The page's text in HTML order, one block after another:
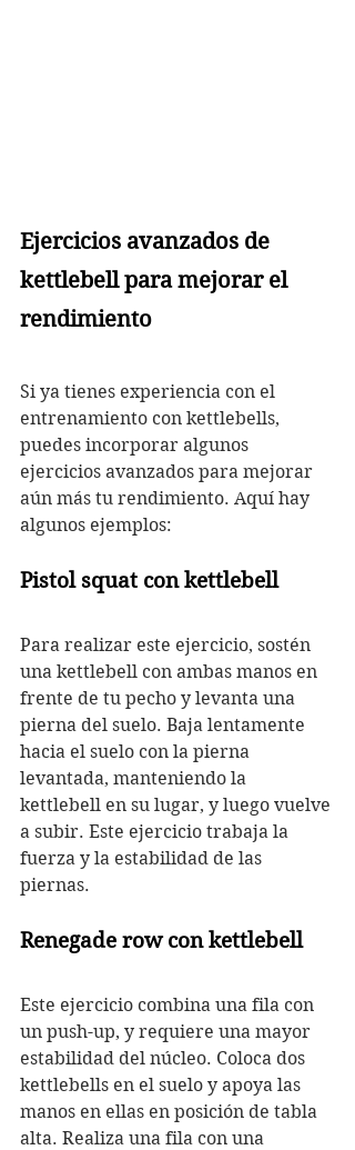
Ejercicios avanzados de
kettlebell para mejorar el
rendimiento
Si ya tienes experiencia con el
entrenamiento con kettlebells,
puedes incorporar algunos
ejercicios avanzados para mejorar
aún más tu rendimiento. Aquí hay
algunos ejemplos:
Pistol squat con kettlebell
Para realizar este ejercicio, sostén
una kettlebell con ambas manos en
frente de tu pecho y levanta una
pierna del suelo. Baja lentamente
hacia el suelo con la pierna
levantada, manteniendo la
kettlebell en su lugar, y luego vuelve
a subir. Este ejercicio trabaja la
fuerza y la estabilidad de las
piernas.
Renegade row con kettlebell
Este ejercicio combina una fila con
un push-up, y requiere una mayor
estabilidad del núcleo. Coloca dos
kettlebells en el suelo y apoya las
manos en ellas en posición de tabla
alta. Realiza una fila con una